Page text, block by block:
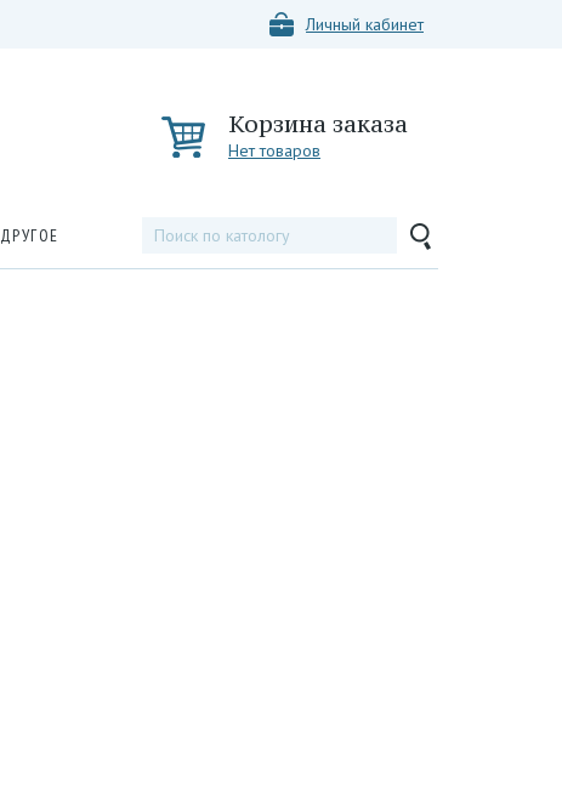
Личный кабинет
Корзина заказа
Нет товаров
ДРУГОЕ